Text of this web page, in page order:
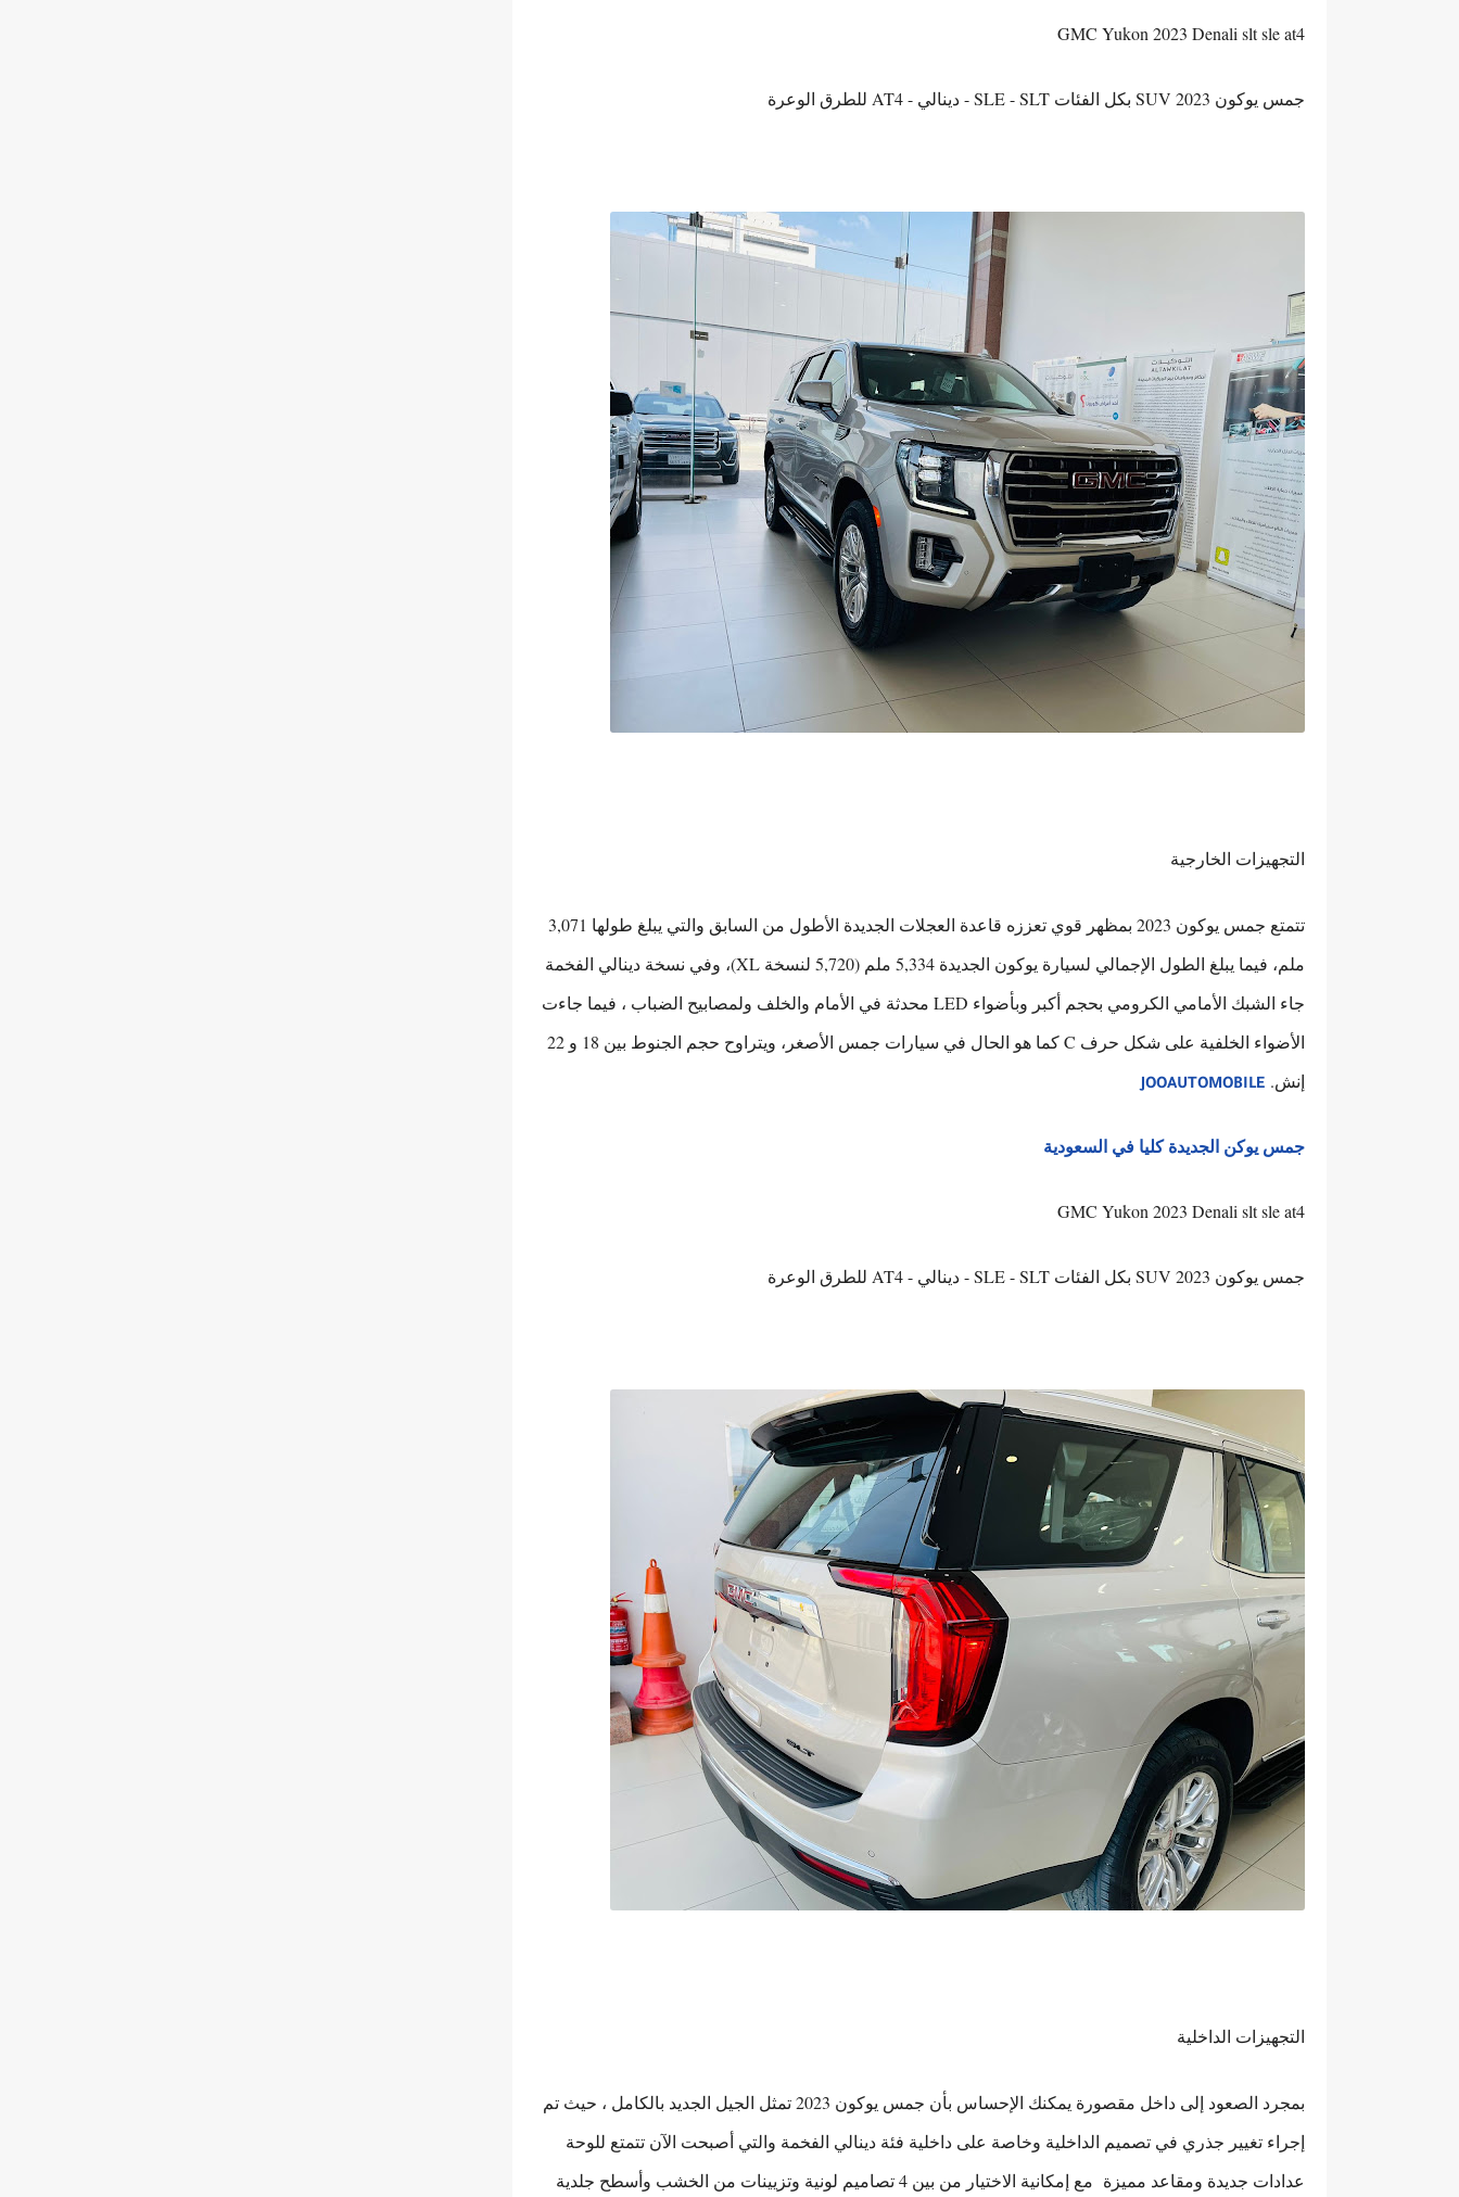
GMC Yukon 2023 Denali slt sle at4
جمس يوكون 2023 SUV بكل الفئات SLE - SLT - دينالي - AT4 للطرق الوعرة
التجهيزات الخارجية
تتمتع جمس يوكون 2023 بمظهر قوي تعززه قاعدة العجلات الجديدة الأطول من السابق والتي يبلغ طولها 3,071
ملم، فيما يبلغ الطول الإجمالي لسيارة يوكون الجديدة 5,334 ملم (5,720 لنسخة XL)، وفي نسخة دينالي الفخمة
جاء الشبك الأمامي الكرومي بحجم أكبر وبأضواء LED محدثة في الأمام والخلف ولمصابيح الضباب ، فيما جاءت
الأضواء الخلفية على شكل حرف C كما هو الحال في سيارات جمس الأصغر، ويتراوح حجم الجنوط بين 18 و 22
إنش. JOOAUTOMOBILE
جمس يوكن الجديدة كليا في السعودية
GMC Yukon 2023 Denali slt sle at4
جمس يوكون 2023 SUV بكل الفئات SLE - SLT - دينالي - AT4 للطرق الوعرة
التجهيزات الداخلية
بمجرد الصعود إلى داخل مقصورة يمكنك الإحساس بأن جمس يوكون 2023 تمثل الجيل الجديد بالكامل ، حيث تم
إجراء تغيير جذري في تصميم الداخلية وخاصة على داخلية فئة دينالي الفخمة والتي أصبحت الآن تتمتع للوحة
عدادات جديدة ومقاعد مميزة مع إمكانية الاختيار من بين 4 تصاميم لونية وتزيينات من الخشب وأسطح جلدية